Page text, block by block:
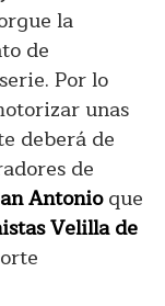
la
de
Por lo
unas
deberá de
de
Antonioque
Velilla de